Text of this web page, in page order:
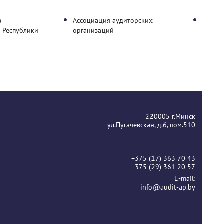
Ассоциация аудиторских
организаций
220005 г.Минск
ул.Пугачевская, д.6, пом.510
+375 (17) 363 70 43
+375 (29) 361 20 57
E-mail:
info@audit-ap.by